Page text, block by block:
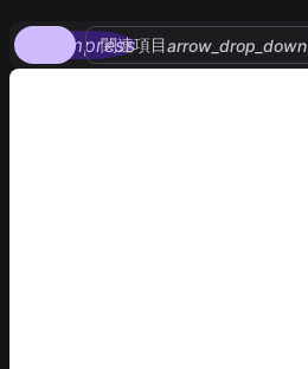
compress
関連項目arrow_drop_down